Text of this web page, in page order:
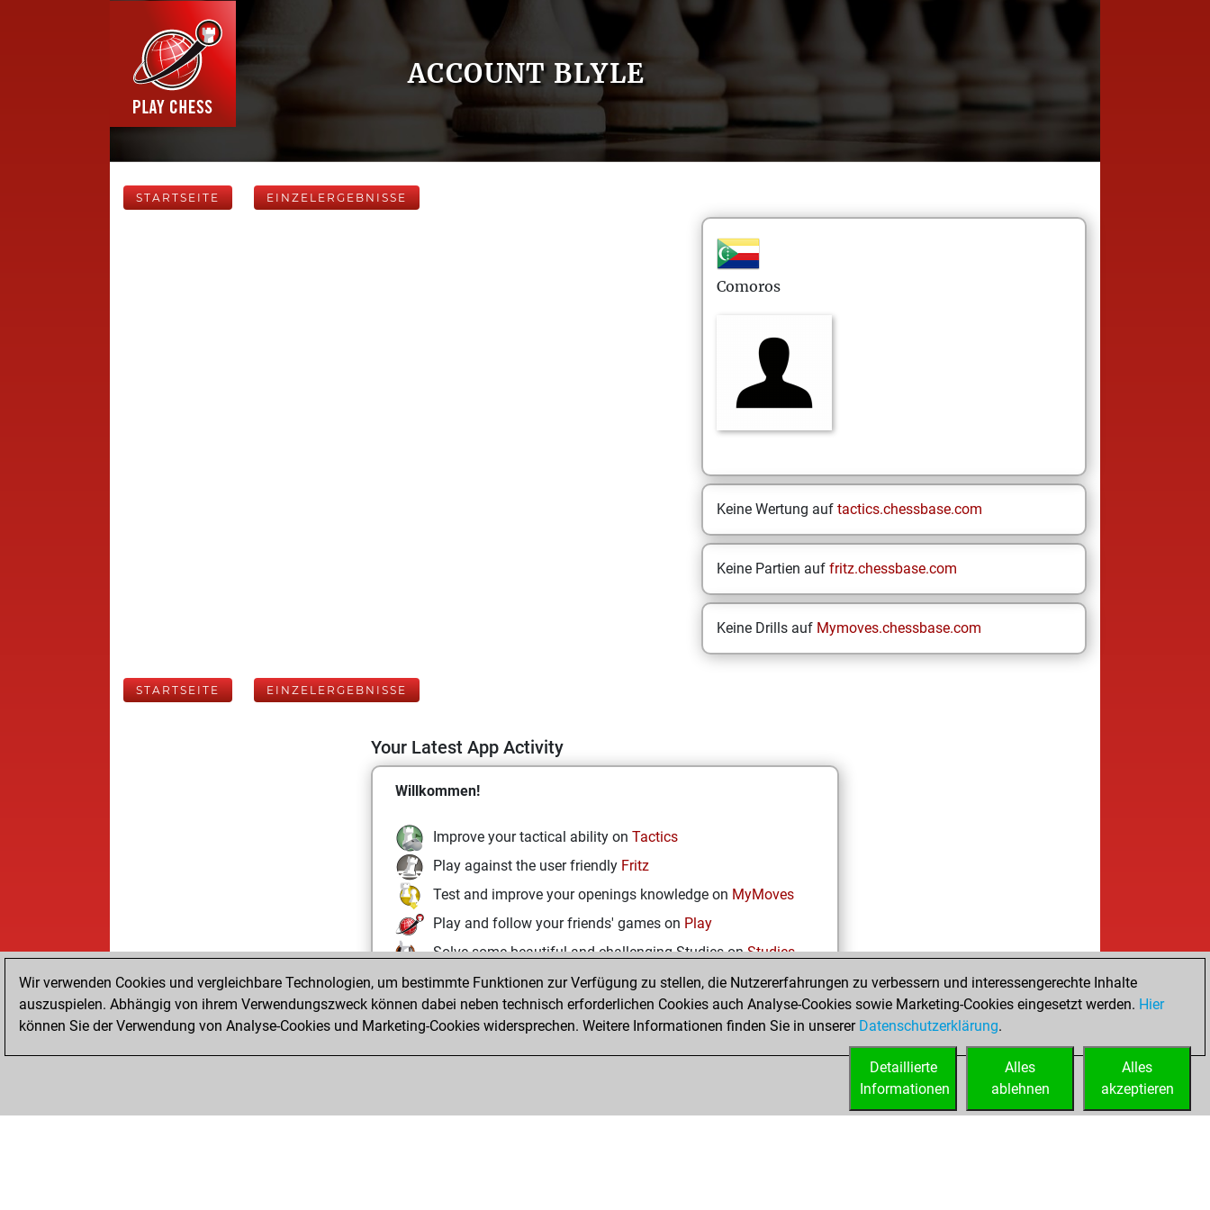
ACCOUNT BLYLE
STARTSEITE EINZELERGEBNISSE
Comoros
Keine Wertung auf tactics.chessbase.com
Keine Partien auf fritz.chessbase.com
Keine Drills auf Mymoves.chessbase.com
STARTSEITE EINZELERGEBNISSE
Your Latest App Activity
Willkommen!
Improve your tactical ability on Tactics
Play against the user friendly Fritz
Test and improve your openings knowledge on MyMoves
Play and follow your friends' games on Play
Solve some beautiful and challenging Studies onStudies
Wir verwenden Cookies und vergleichbare Technologien, um bestimmte Funktionen zur Verfügung zu stellen, die Nutzererfahrungen zu verbessern und interessengerechte Inhalte
auszuspielen. Abhängig von ihrem Verwendungszweck können dabei neben technisch erforderlichen Cookies auch Analyse-Cookies sowie Marketing-Cookies eingesetzt werden. Hier
können Sie der Verwendung von Analyse-Cookies und Marketing-Cookies widersprechen. Weitere Informationen finden Sie in unserer Datenschutzerklärung.
Alles
akzeptieren
Alles
ablehnen
Detaillierte
Informationen